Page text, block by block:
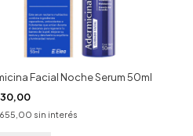
Facial Noche Serum 50ml
sin interés